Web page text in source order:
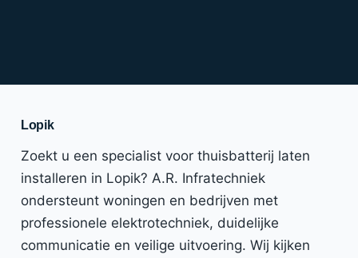
Lopik
Zoekt u een specialist voor thuisbatterij laten
installeren in Lopik? A.R. Infratechniek
ondersteunt woningen en bedrijven met
professionele elektrotechniek, duidelijke
communicatie en veilige uitvoering. Wij kijken